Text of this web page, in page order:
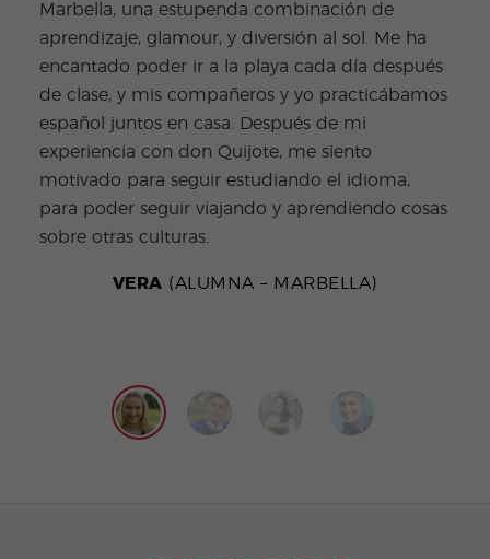
Marbella, una estupenda combinación de
aprendizaje, glamour, y diversión al sol. Me ha
encantado poder ir a la playa cada día después
de clase, y mis compañeros y yo practicábamos
español juntos en casa. Después de mi
experiencia con don Quijote, me siento
motivado para seguir estudiando el idioma,
para poder seguir viajando y aprendiendo cosas
sobre otras culturas.
VERA (ALUMNA – MARBELLA)